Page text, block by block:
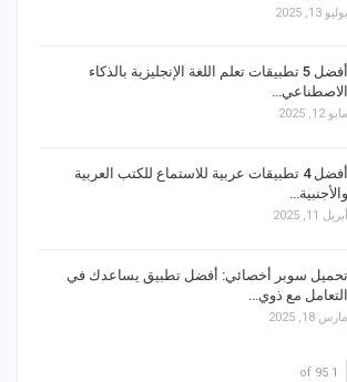
يوليو 13, 2025
أفضل 5 تطبيقات تعلم اللغة الإنجليزية بالذكاء
الاصطناعي…
مايو 12, 2025
أفضل 4 تطبيقات عربية للاستماع للكتب العربية
والأجنبية…
أبريل 11, 2025
تحميل سوبر أخصائي: أفضل تطبيق يساعدك في
التعامل مع ذوي…
مارس 18, 2025
1 of 95